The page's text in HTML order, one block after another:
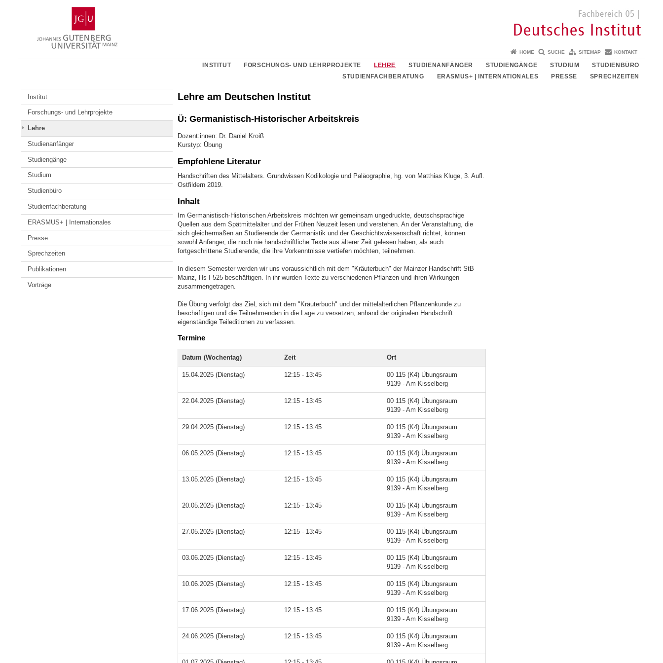
Gutenberg-
Universität
Mainz
HOME SUCHE SITEMAP KONTAKT
INSTITUT FORSCHUNGS- UND LEHRPROJEKTE LEHRE STUDIENANFÄNGER STUDIENGÄNGE STUDIUM
STUDIENBÜRO
STUDIENFACHBERATUNG
ERASMUS+ | INTERNATIONALES PRESSE SPRECHZEITEN
Institut
Forschungs- und Lehrprojekte
Lehre
Studienanfänger
Studiengänge
Studium
Studienbüro
Studienfachberatung
ERASMUS+ | Internationales
Presse
Sprechzeiten
Publikationen
Vorträge
Lehre am Deutschen Institut
Ü: Germanistisch-Historischer Arbeitskreis
Dozent:innen: Dr. Daniel Kroiß
Kurstyp: Übung
Empfohlene Literatur
Handschriften des Mittelalters. Grundwissen Kodikologie und Paläographie, hg. von Matthias Kluge, 3. Aufl.
Ostfildern 2019.
Inhalt
Im Germanistisch-Historischen Arbeitskreis möchten wir gemeinsam ungedruckte, deutschsprachige
Quellen aus dem Spätmittelalter und der Frühen Neuzeit lesen und verstehen. An der Veranstaltung, die
sich gleichermaßen an Studierende der Germanistik und der Geschichtswissenschaft richtet, können
sowohl Anfänger, die noch nie handschriftliche Texte aus älterer Zeit gelesen haben, als auch
fortgeschrittene Studierende, die ihre Vorkenntnisse vertiefen möchten, teilnehmen.
In diesem Semester werden wir uns voraussichtlich mit dem "Kräuterbuch" der Mainzer Handschrift StB
Mainz, Hs I 525 beschäftigen. In ihr wurden Texte zu verschiedenen Pflanzen und ihren Wirkungen
zusammengetragen.
Die Übung verfolgt das Ziel, sich mit dem "Kräuterbuch" und der mittelalterlichen Pflanzenkunde zu
beschäftigen und die Teilnehmenden in die Lage zu versetzen, anhand der originalen Handschrift
eigenständige Teileditionen zu verfassen.
Termine
Datum (Wochentag) Zeit Ort
15.04.2025 (Dienstag) 12:15 - 13:45
00 115 (K4) Übungsraum
9139 - Am Kisselberg
22.04.2025 (Dienstag) 12:15 - 13:45
00 115 (K4) Übungsraum
9139 - Am Kisselberg
29.04.2025 (Dienstag) 12:15 - 13:45
00 115 (K4) Übungsraum
9139 - Am Kisselberg
06.05.2025 (Dienstag) 12:15 - 13:45
00 115 (K4) Übungsraum
9139 - Am Kisselberg
13.05.2025 (Dienstag) 12:15 - 13:45
00 115 (K4) Übungsraum
9139 - Am Kisselberg
20.05.2025 (Dienstag) 12:15 - 13:45
00 115 (K4) Übungsraum
9139 - Am Kisselberg
27.05.2025 (Dienstag) 12:15 - 13:45
00 115 (K4) Übungsraum
9139 - Am Kisselberg
03.06.2025 (Dienstag) 12:15 - 13:45
00 115 (K4) Übungsraum
9139 - Am Kisselberg
10.06.2025 (Dienstag) 12:15 - 13:45
00 115 (K4) Übungsraum
9139 - Am Kisselberg
17.06.2025 (Dienstag) 12:15 - 13:45
00 115 (K4) Übungsraum
9139 - Am Kisselberg
24.06.2025 (Dienstag) 12:15 - 13:45
00 115 (K4) Übungsraum
9139 - Am Kisselberg